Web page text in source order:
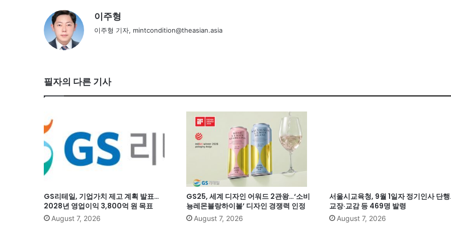
이주형
이주형 기자, mintcondition@theasian.asia
필자의 다른 기사
GS리테일, 기업가치 제고 계획 발표…
2028년 영업이익 3,800억 원 목표
August 7, 2026
GS25, 세계 디자인 어워드 2관왕…‘소비
뇽레몬블랑하이볼’ 디자인 경쟁력 인정
August 7, 2026
서울시교육청, 9월 1일자 정기인사 단
교장·교감 등 469명 발령
August 7, 2026